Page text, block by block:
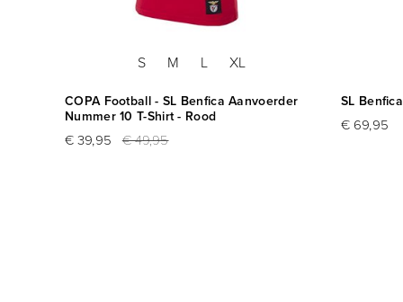
S M L XL
COPA Football - SL Benfica Aanvoerder
Nummer 10 T-Shirt - Rood
€ 39,95 € 49,95
SL
€ 69,95